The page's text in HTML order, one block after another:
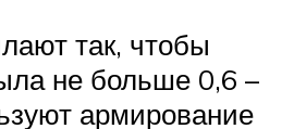
так, чтобы
не больше 0,6 –
армирование